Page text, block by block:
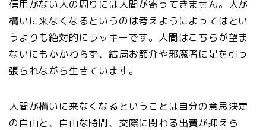
信用がない人の周りには人間が寄ってきません。人が
構いに来なくなるというのは考えようによってはとい
うよりも絶対的にラッキーです。人間はこちらが望ま
ないにもかかわらず、結局お節介や邪魔者に足を引っ
張られながら生きています。
人間が構いに来なくなるということは自分の意思決定
の自由と、自由な時間、交際に関わる出費が抑えら